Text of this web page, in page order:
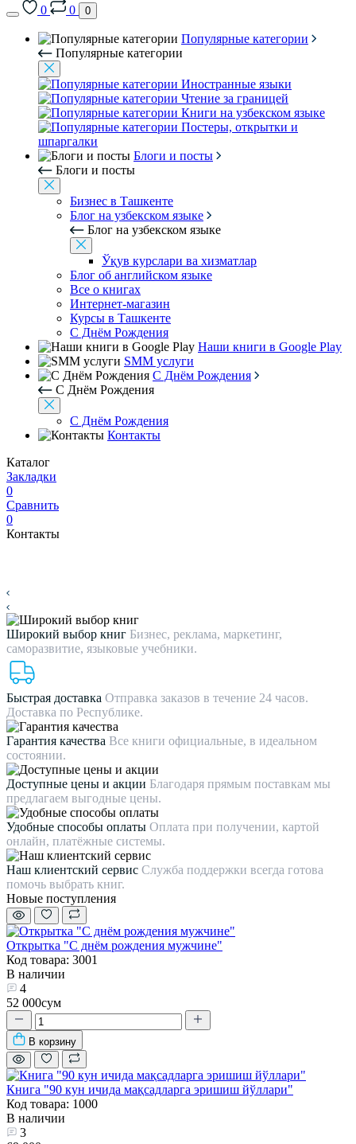
0
0 0
Популярные категории
Популярные категории
Иностранные языки
Чтение за границей
Книги на узбекском языке
Постеры, открытки и
шпаргалки
Блоги и посты
Блоги и посты
Бизнес в Ташкенте
Блог на узбекском языке
Блог на узбекском языке
Ўқув курслари ва хизматлар
Блог об английском языке
Все о книгах
Интернет-магазин
Курсы в Ташкенте
С Днём Рождения
Наши книги в Google Play
SMM услуги
С Днём Рождения
С Днём Рождения
С Днём Рождения
Контакты
Каталог
Закладки
0
Сравнить
0
Контакты
Широкий выбор книг Бизнес, реклама, маркетинг,
саморазвитие, языковые учебники.
Быстрая доставка Отправка заказов в течение 24 часов.
Доставка по Республике.
Гарантия качества Все книги официальные, в идеальном
состоянии.
Доступные цены и акции Благодаря прямым поставкам мы
предлагаем выгодные цены.
Удобные способы оплаты Оплата при получении, картой
онлайн, платёжные системы.
Наш клиентский сервис Служба поддержки всегда готова
помочь выбрать книг.
Новые поступления
Открытка "С днём рождения мужчине"
Код товара: 3001
В наличии
4
52 000сум
В корзину
Книга "90 кун ичида мақсадларга эришиш йўллари"
Код товара: 1000
В наличии
3